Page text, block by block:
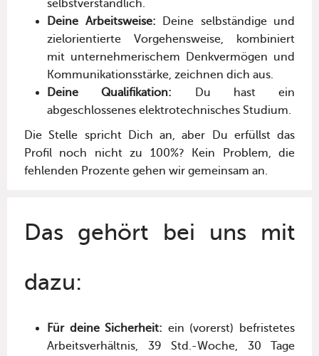
selbstverständlich.
Deine Arbeitsweise:
Deine selbständige und
zielorientierte Vorgehensweise, kombiniert
mit unternehmerischem Denkvermögen und
Kommunikationsstärke, zeichnen dich aus.
Deine Qualifikation: Du hast ein
abgeschlossenes elektrotechnisches Studium.
Die Stelle spricht Dich an, aber Du erfüllst das
Profil noch nicht zu 100%? Kein Problem, die
fehlenden Prozente gehen wir gemeinsam an.
Das gehört bei uns mit
dazu:
Für deine Sicherheit: ein (vorerst) befristetes
Arbeitsverhältnis, 39 Std.-Woche, 30 Tage